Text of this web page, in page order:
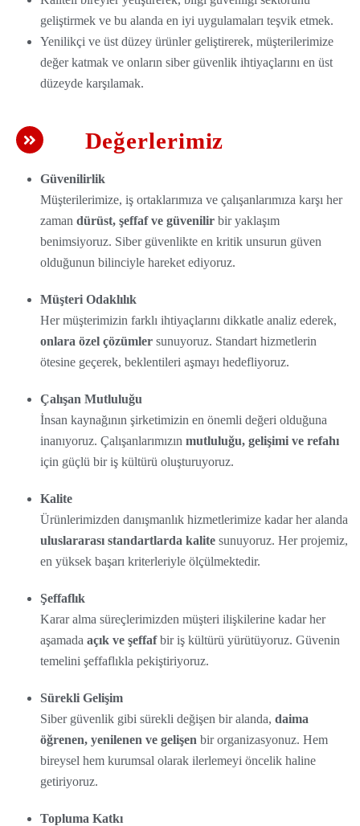
geliştirmek ve bu alanda en iyi uygulamaları teşvik etmek.
Yenilikçi ve üst düzey ürünler geliştirerek, müşterilerimize
değer katmak ve onların siber güvenlik ihtiyaçlarını en üst
düzeyde karşılamak.
Değerlerimiz
Güvenilirlik
Müşterilerimize, iş ortaklarımıza ve çalışanlarımıza karşı her
zaman dürüst, şeffaf ve güvenilir bir yaklaşım
benimsiyoruz. Siber güvenlikte en kritik unsurun güven
olduğunun bilinciyle hareket ediyoruz.
Müşteri Odaklılık
Her müşterimizin farklı ihtiyaçlarını dikkatle analiz ederek,
onlara özel çözümler sunuyoruz. Standart hizmetlerin
ötesine geçerek, beklentileri aşmayı hedefliyoruz.
Çalışan Mutluluğu
İnsan kaynağının şirketimizin en önemli değeri olduğuna
inanıyoruz. Çalışanlarımızın mutluluğu, gelişimi ve refahı
için güçlü bir iş kültürü oluşturuyoruz.
Kalite
Ürünlerimizden danışmanlık hizmetlerimize kadar her alanda
uluslararası standartlarda kalite sunuyoruz. Her projemiz,
en yüksek başarı kriterleriyle ölçülmektedir.
Şeffaflık
Karar alma süreçlerimizden müşteri ilişkilerine kadar her
aşamada açık ve şeffafbir iş kültürü yürütüyoruz. Güvenin
temelini şeffaflıkla pekiştiriyoruz.
Sürekli Gelişim
Siber güvenlik gibi sürekli değişen bir alanda, daima
öğrenen, yenilenen ve gelişen bir organizasyonuz. Hem
bireysel hem kurumsal olarak ilerlemeyi öncelik haline
getiriyoruz.
Topluma Katkı